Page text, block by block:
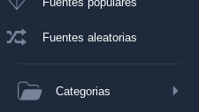
Fuentes aleatorias
Categorias